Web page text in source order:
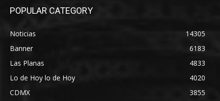
POPULAR CATEGORY
Noticias
14305
Banner
6183
Las Planas
4833
Lo de Hoy lo de Hoy
4020
CDMX
3855